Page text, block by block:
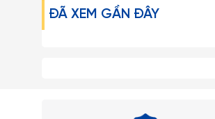
Một số lưu ý khi sử dụng:
ĐÃ XEM GẦN ĐÂY